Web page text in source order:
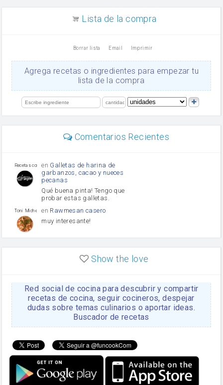
Ajos
Levadura
limón
Lista de la compra
Borrar lista Email Imprimir
Agrega recetas o ingredientes para empezar tu
lista de la compra
Comentarios Recientes
Recetas con sazon
en Galletas de harina de
garbanzos, cacao y nueces
pecanas
Qué buena pinta! Tengo que
probar estas galletas.
Toni Michel Caubet
en Rawmesan casero
muy interesante!
enLasaña casera fácil y
HOJALDROSA TV
enGachas de la abuela
Rosa
https://youtu.be/Mz69gcVO3sI
Rosa enReceta Del Bizcocho
Disculpa. En la foto aparece
el bizcocho de xoco y en el
apartado de los ingredientes
te has olvidado de poner la
cantidad q se debería de
Show the love
Red social de cocina para descubrir y compartir
recetas de cocina, seguir cocineros, despejar
dudas sobre temas culinarios o aportar ideas.
Buscador de recetas